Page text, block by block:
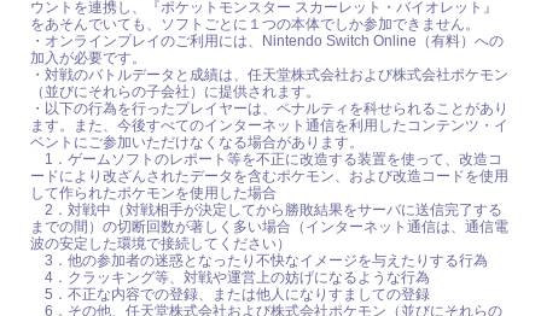
ウントを連携し、『ポケットモンスター スカーレット・バイオレット』
をあそんでいても、ソフトごとに１つの本体でしか参加できません。
・オンラインプレイのご利用には、Nintendo Switch Online（有料）への
加入が必要です。
・対戦のバトルデータと成績は、任天堂株式会社および株式会社ポケモン
（並びにそれらの子会社）に提供されます。
・以下の行為を行ったプレイヤーは、ペナルティを科せられることがあり
ます。また、今後すべてのインターネット通信を利用したコンテンツ・イ
ベントにご参加いただけなくなる場合があります。
1．ゲームソフトのレポート等を不正に改造する装置を使って、改造コ
ードにより改ざんされたデータを含むポケモン、および改造コードを使用
して作られたポケモンを使用した場合
2．対戦中（対戦相手が決定してから勝敗結果をサーバに送信完了する
までの間）の切断回数が著しく多い場合（インターネット通信は、通信電
波の安定した環境で接続してください）
3．他の参加者の迷惑となったり不快なイメージを与えたりする行為
4．クラッキング等、対戦や運営上の妨げになるような行為
5．不正な内容での登録、または他人になりすましての登録
6．その他、任天堂株式会社および株式会社ポケモン（並びにそれらの